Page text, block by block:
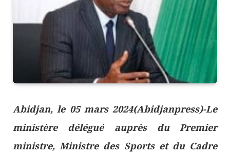
Abidjan, le 05 mars 2024(Abidjanpress)-Le
ministère délégué auprès du Premier
ministre, Ministre des Sports et du Cadre